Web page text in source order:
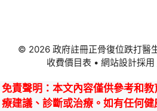
© 2026 政府註冊正骨復位跌打醫
收費價目表 • 網站設計採用
免責聲明 ：本文內容僅供參考和
療建議、診斷或治療。如有任何